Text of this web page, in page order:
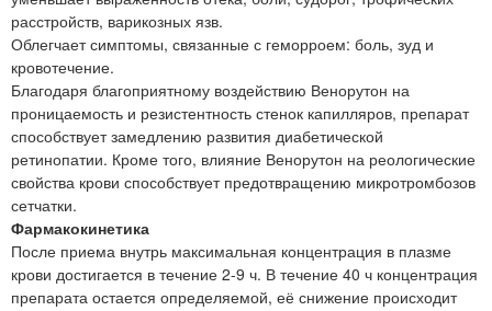
расстройств, варикозных язв.
Облегчает симптомы, связанные с геморроем: боль, зуд и
кровотечение.
Благодаря благоприятному воздействию Венорутон на
проницаемость и резистентность стенок капилляров, препарат
способствует замедлению развития диабетической
ретинопатии. Кроме того, влияние Венорутон на реологические
свойства крови способствует предотвращению микротромбозов
сетчатки.
Фармакокинетика
После приема внутрь максимальная концентрация в плазме
крови достигается в течение 2-9 ч. В течение 40 ч концентрация
препарата остается определяемой, её снижение происходит